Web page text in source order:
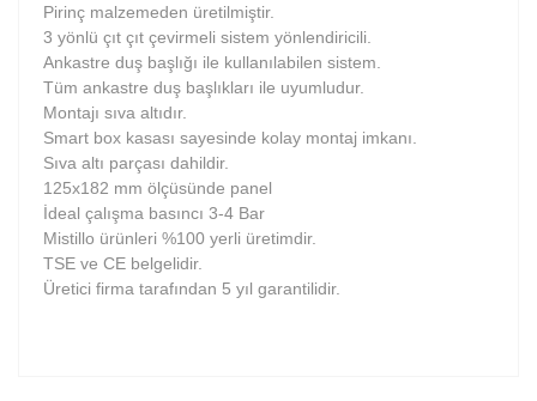
Pirinç malzemeden üretilmiştir.
3 yönlü çıt çıt çevirmeli sistem yönlendiricili.
Ankastre duş başlığı ile kullanılabilen sistem.
Tüm ankastre duş başlıkları ile uyumludur.
Montajı sıva altıdır.
Smart box kasası sayesinde kolay montaj imkanı.
Sıva altı parçası dahildir.
125x182 mm ölçüsünde panel
İdeal çalışma basıncı 3-4 Bar
Mistillo ürünleri %100 yerli üretimdir.
TSE ve CE belgelidir.
Üretici firma tarafından 5 yıl garantilidir.